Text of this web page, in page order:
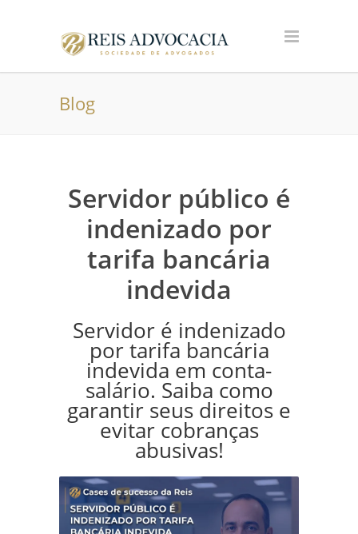
Blog
Servidor público é
indenizado por
tarifa bancária
indevida
Servidor é indenizado
por tarifa bancária
indevida em conta-
salário. Saiba como
garantir seus direitos e
evitar cobranças
abusivas!